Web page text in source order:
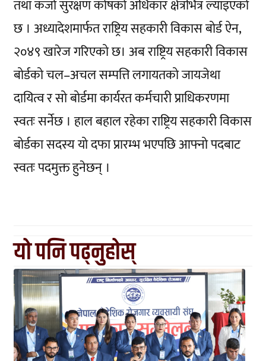
तथा कर्जा सुरक्षण कोषको अधिकार क्षेत्रभित्र ल्याइएको
छ । अध्यादेशमार्फत राष्ट्रिय सहकारी विकास बोर्ड ऐन,
२०४९ खारेज गरिएको छ। अब राष्ट्रिय सहकारी विकास
बोर्डको चल–अचल सम्पत्ति लगायतको जायजेथा
दायित्व र सो बोर्डमा कार्यरत कर्मचारी प्राधिकरणमा
स्वतः सर्नेछ । हाल बहाल रहेका राष्ट्रिय सहकारी विकास
बोर्डका सदस्य यो दफा प्रारम्भ भएपछि आफ्नो पदबाट
स्वतः पदमुक्त हुनेछन् ।
यो पनि पढ्नुहोस्